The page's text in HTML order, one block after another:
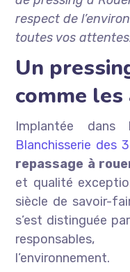
respect de
toutes vos
Un
comme
Implantée dans
Blanchisserie des
repassage à
et qualité
siècle de savoir-
s’est distinguée
l’environnement.